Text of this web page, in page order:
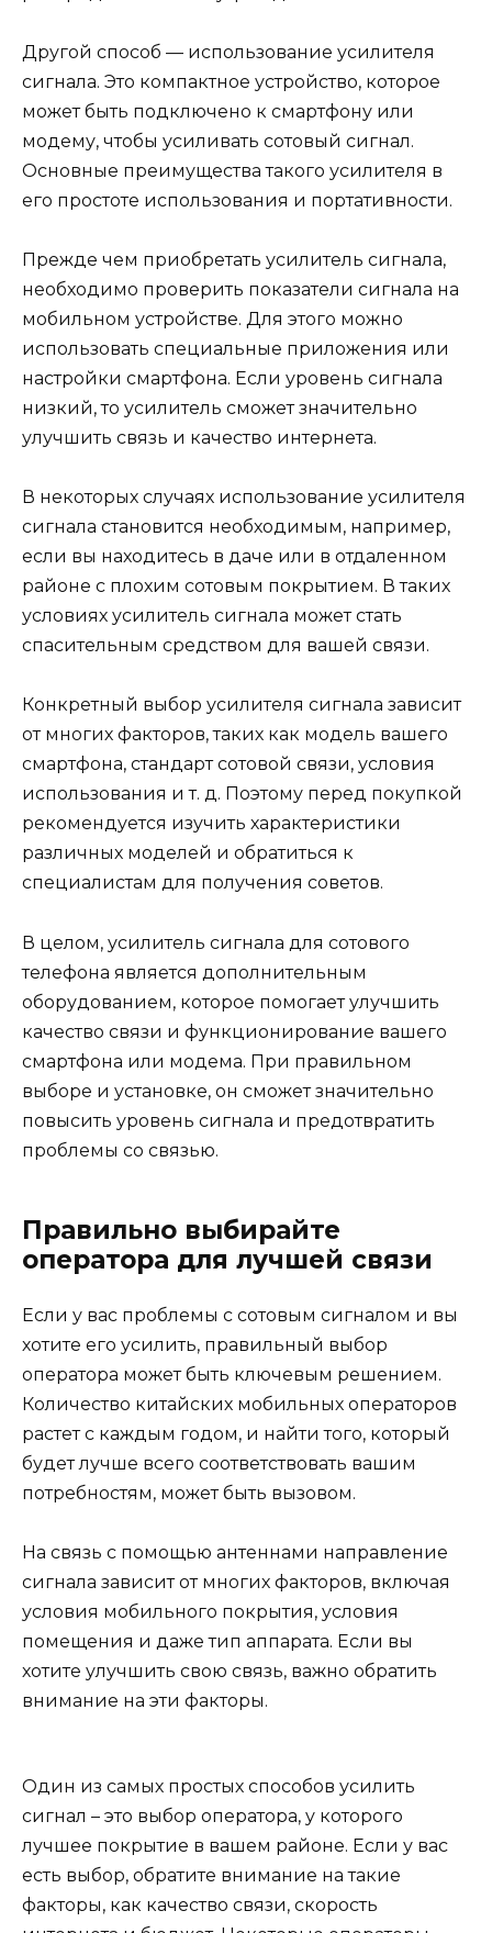
Другой способ — использование усилителя
сигнала. Это компактное устройство, которое
может быть подключено к смартфону или
модему, чтобы усиливать сотовый сигнал.
Основные преимущества такого усилителя в
его простоте использования и портативности.
Прежде чем приобретать усилитель сигнала,
необходимо проверить показатели сигнала на
мобильном устройстве. Для этого можно
использовать специальные приложения или
настройки смартфона. Если уровень сигнала
низкий, то усилитель сможет значительно
улучшить связь и качество интернета.
В некоторых случаях использование усилителя
сигнала становится необходимым, например,
если вы находитесь в даче или в отдаленном
районе с плохим сотовым покрытием. В таких
условиях усилитель сигнала может стать
спасительным средством для вашей связи.
Конкретный выбор усилителя сигнала зависит
от многих факторов, таких как модель вашего
смартфона, стандарт сотовой связи, условия
использования и т. д. Поэтому перед покупкой
рекомендуется изучить характеристики
различных моделей и обратиться к
специалистам для получения советов.
В целом, усилитель сигнала для сотового
телефона является дополнительным
оборудованием, которое помогает улучшить
качество связи и функционирование вашего
смартфона или модема. При правильном
выборе и установке, он сможет значительно
повысить уровень сигнала и предотвратить
проблемы со связью.
Правильно выбирайте
оператора для лучшей связи
Если у вас проблемы с сотовым сигналом и вы
хотите его усилить, правильный выбор
оператора может быть ключевым решением.
Количество китайских мобильных операторов
растет с каждым годом, и найти того, который
будет лучше всего соответствовать вашим
потребностям, может быть вызовом.
На связь с помощью антеннами направление
сигнала зависит от многих факторов, включая
условия мобильного покрытия, условия
помещения и даже тип аппарата. Если вы
хотите улучшить свою связь, важно обратить
внимание на эти факторы.
Один из самых простых способов усилить
сигнал – это выбор оператора, у которого
лучшее покрытие в вашем районе. Если у вас
есть выбор, обратите внимание на такие
факторы, как качество связи, скорость